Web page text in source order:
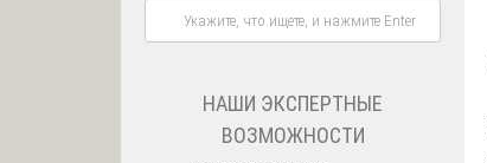
НАШИ ЭКСПЕРТНЫЕ
ВОЗМОЖНОСТИ